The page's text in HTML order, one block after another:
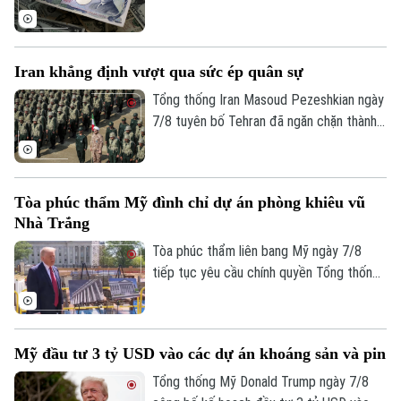
Iran khẳng định vượt qua sức ép quân sự
Tổng thống Iran Masoud Pezeshkian ngày
7/8 tuyên bố Tehran đã ngăn chặn thành
trong bối cảnh xung đột giữa Iran với Mỹ
Tòa phúc thẩm Mỹ đình chỉ dự án phòng khiêu vũ
Nhà Trắng
Tòa phúc thẩm liên bang Mỹ ngày 7/8
tiếp tục yêu cầu chính quyền Tổng thống
với kế hoạch cải tạo quy mô lớn tại khu
vực trung tâm của ông Trump và đặt ra
Mỹ đầu tư 3 tỷ USD vào các dự án khoáng sản và pin
Tổng thống Mỹ Donald Trump ngày 7/8